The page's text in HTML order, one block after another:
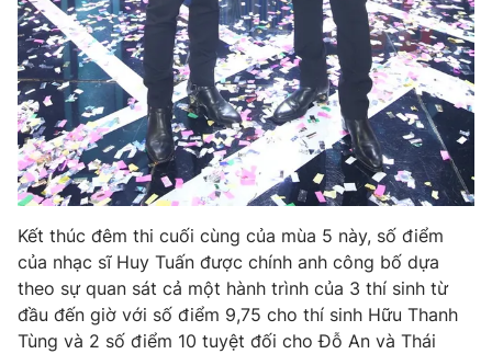
Kết thúc đêm thi cuối cùng của mùa 5 này, số điểm
của nhạc sĩ Huy Tuấn được chính anh công bố dựa
theo sự quan sát cả một hành trình của 3 thí sinh từ
đầu đến giờ với số điểm 9,75 cho thí sinh Hữu Thanh
Tùng và 2 số điểm 10 tuyệt đối cho Đỗ An và Thái